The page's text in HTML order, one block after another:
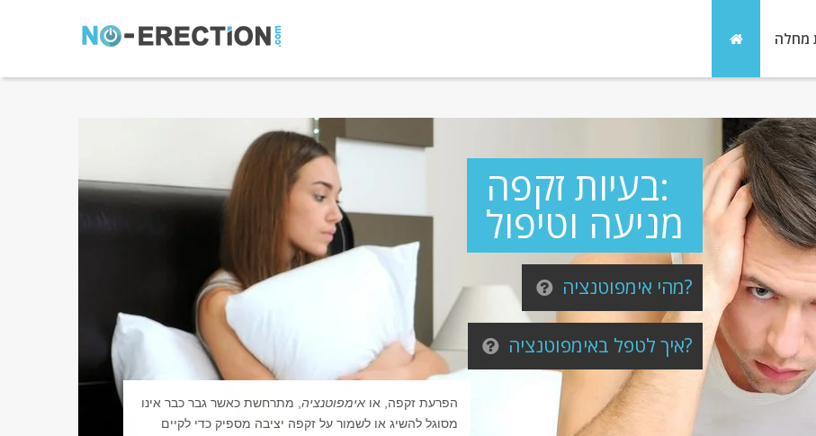
מחלה
בעיות זקפה:
מניעה וטיפול
מהי אימפוטנציה?
איך לטפל באימפוטנציה?
הפרעת זקפה, או אימפוטנציה, מתרחשת כאשר גבר כבר אינו
מסוגל להשיג או לשמור על זקפה יציבה מספיק כדי לקיים